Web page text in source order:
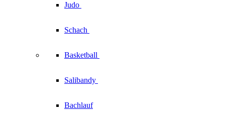
Judo
Schach
Basketball
Salibandy
Bachlauf